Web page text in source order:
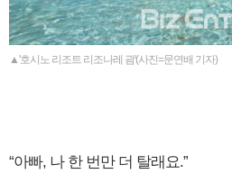
▲'호시노 리조트 리조나레 괌'(사진=문연배 기자)
“아빠, 나 한 번만 더 탈래요.”